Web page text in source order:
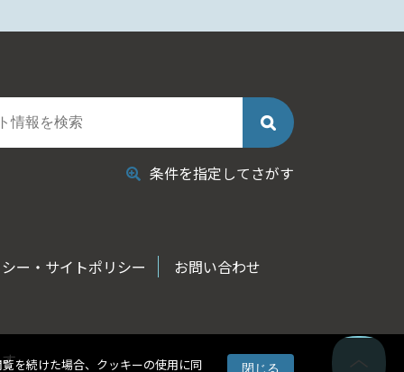
を続けた場合、クッキーの使用に同 閉じる
ー・サイトポリシー お問い合わせ
条件を指定してさがす